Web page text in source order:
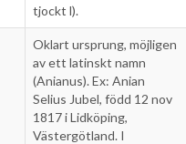
tjockt l).
Oklart ursprung, möjligen
av ett latinskt namn
(Anianus). Ex: Anian
Selius Jubel, född 12 nov
1817 i Lidköping,
Västergötland. I